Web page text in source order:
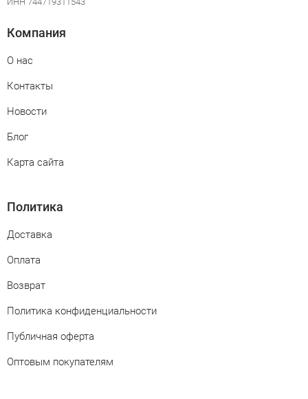
Компания
О нас
Контакты
Новости
Блог
Карта сайта
Политика
Доставка
Оплата
Возврат
Политика конфиденциальности
Публичная оферта
Оптовым покупателям